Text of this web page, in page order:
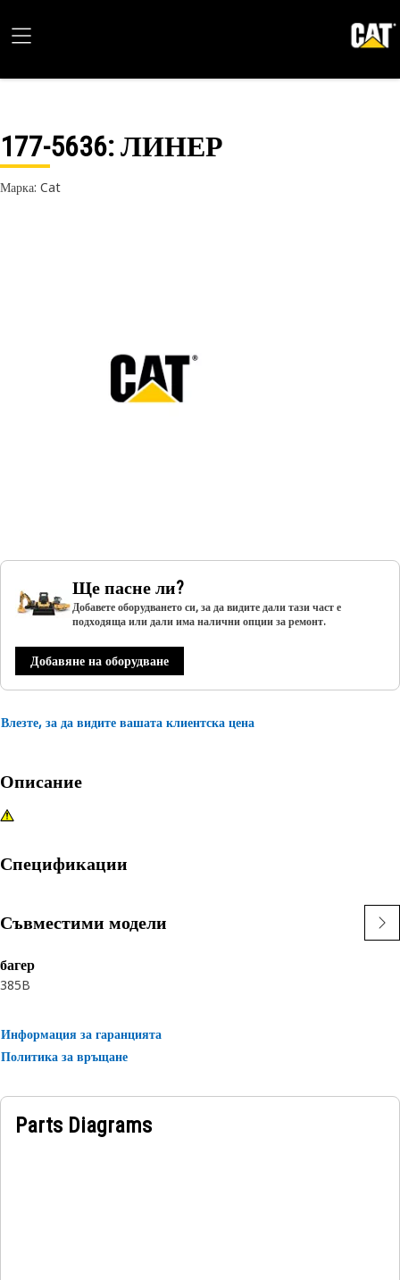
177-5636: ЛИНЕР
Марка: Cat
Ще пасне ли?
Добавете оборудването си, за да видите дали тази част е
подходяща или дали има налични опции за ремонт.
Добавяне на оборудване
Влезте, за да видите вашата клиентска цена
Описание
Спецификации
Съвместими модели
багер
385B
Информация за гаранцията
Политика за връщане
Parts Diagrams